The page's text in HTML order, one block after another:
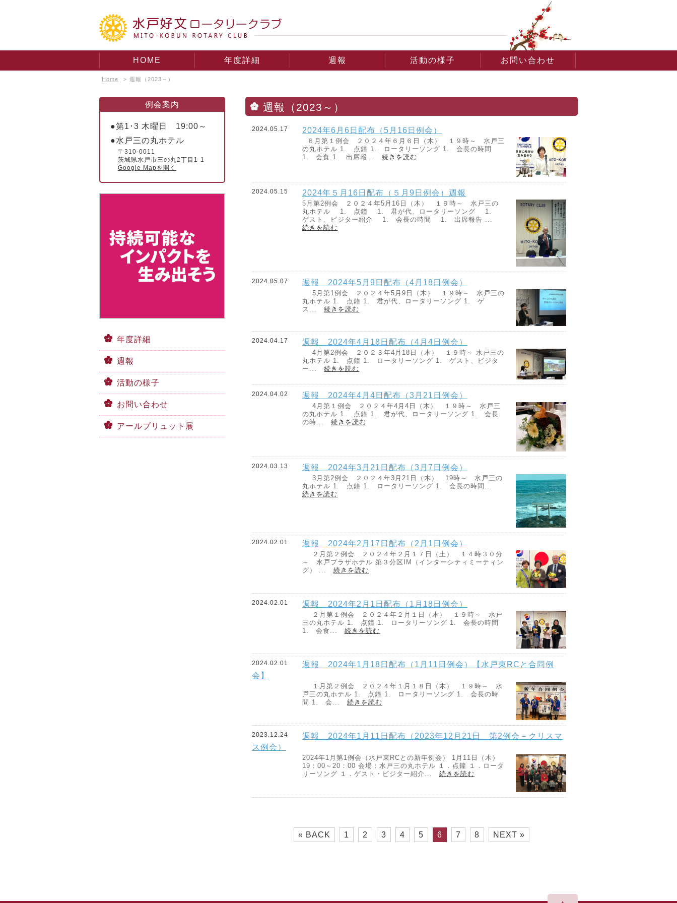
HOME 年度詳細 週報 活動の様子 お問い合わせ
Home > 週報（2023～）
例会案内
●第1･3 木曜日 19:00～
●水戸三の丸ホテル
〒310-0011
茨城県水戸市三の丸2丁目1-1
Google Mapを開く
年度詳細
週報
活動の様子
お問い合わせ
アールブリュット展
週報（2023～）
2024.05.17 2024年6月6日配布（5月16日例会）
６月第１例会 ２０２４年６月６日（木） １９時～ 水戸三
の丸ホテル 1. 点鐘 1. ロータリーソング 1. 会長の時間
1. 会食 1. 出席報...続きを読む
2024.05.15 2024年５月16日配布（５月9日例会）週報
5月第2例会 ２０２４年5月16日（木） １９時～ 水戸三の
丸ホテル 1. 点鐘 1. 君が代、ロータリーソング 1.
ゲスト、ビジター紹介 1. 会長の時間 1. 出席報告 ...
続きを読む
2024.05.07 週報 2024年5月9日配布（4月18日例会）
5月第1例会 ２０２４年5月9日（木） １９時～ 水戸三の
丸ホテル 1. 点鐘 1. 君が代、ロータリーソング 1. ゲ
ス...続きを読む
2024.04.17 週報 2024年4月18日配布（4月4日例会）
4月第2例会 ２０２３年4月18日（木） １９時～ 水戸三の
丸ホテル 1. 点鐘 1. ロータリーソング 1. ゲスト、ビジタ
ー...続きを読む
2024.04.02 週報 2024年4月4日配布（3月21日例会）
4月第１例会 ２０２４年4月4日（木） １９時～ 水戸三
の丸ホテル 1. 点鐘 1. 君が代、ロータリーソング 1. 会長
の時...続きを読む
2024.03.13 週報 2024年3月21日配布（3月7日例会）
3月第2例会 ２０２４年3月21日（木） 19時～ 水戸三の
丸ホテル 1. 点鐘 1. ロータリーソング 1. 会長の時間...
続きを読む
2024.02.01 週報 2024年2月17日配布（2月1日例会）
２月第２例会 ２０２４年２月１７日（土） １４時３０分
～ 水戸プラザホテル 第３分区IM（インターシティミーティン
グ） ...続きを読む
2024.02.01 週報 2024年2月1日配布（1月18日例会）
２月第１例会 ２０２４年２月１日（木） １９時～ 水戸
三の丸ホテル 1. 点鐘 1. ロータリーソング 1. 会長の時間
1. 会食...続きを読む
2024.02.01
週報 2024年1月18日配布（1月11日例会）【水戸東RCと合同例
会】
１月第２例会 ２０２４年１月１８日（木） １９時～ 水
戸三の丸ホテル 1. 点鐘 1. ロータリーソング 1. 会長の時
間 1. 会...続きを読む
2023.12.24
週報 2024年1月11日配布（2023年12月21日 第2例会－クリスマ
ス例会）
2024年1月第1例会（水戸東RCとの新年例会） 1月11日（木）
19：00～20：00 会場：水戸三の丸ホテル １．点鐘 １．ロータ
リーソング １．ゲスト・ビジター紹介...続きを読む
« BACK 1 2 3 4 5 6 7 8 NEXT »